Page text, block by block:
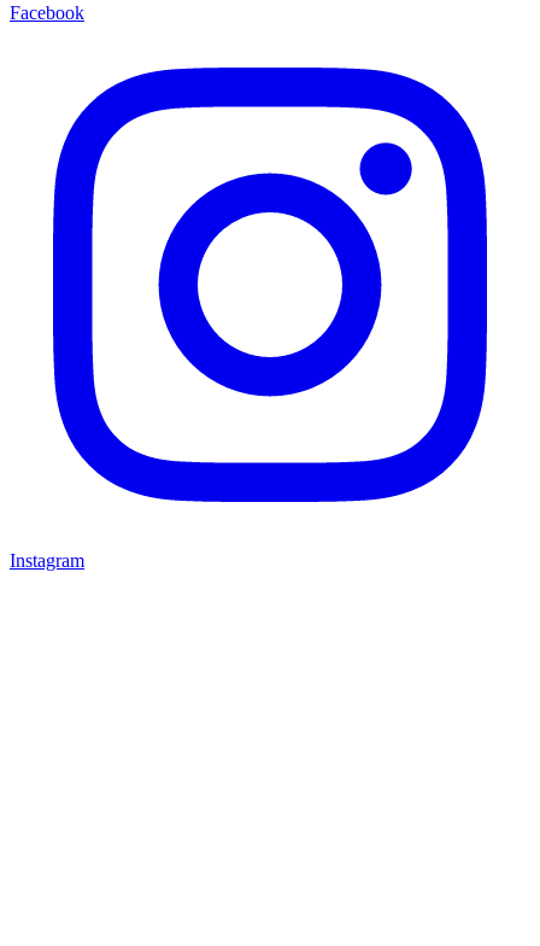
Facebook
Instagram